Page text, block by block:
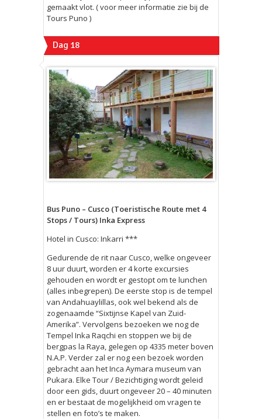
gemaakt vlot. ( voor meer informatie zie bij de
Tours Puno )
Dag 18
Bus Puno – Cusco (Toeristische Route met 4
Stops / Tours) Inka Express
Hotel in Cusco: Inkarri ***
Gedurende de rit naar Cusco, welke ongeveer
8 uur duurt, worden er 4 korte excursies
gehouden en wordt er gestopt om te lunchen
(alles inbegrepen). De eerste stop is de tempel
van Andahuaylillas, ook wel bekend als de
zogenaamde “Sixtijnse Kapel van Zuid-
Amerika”. Vervolgens bezoeken we nog de
Tempel Inka Raqchi en stoppen we bij de
bergpas la Raya, gelegen op 4335 meter boven
N.A.P. Verder zal er nog een bezoek worden
gebracht aan het Inca Aymara museum van
Pukara. Elke Tour / Bezichtiging wordt geleid
door een gids, duurt ongeveer 20 – 40 minuten
en er bestaat de mogelijkheid om vragen te
stellen en foto’s te maken.